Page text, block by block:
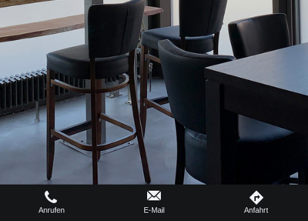
Anrufen E-Mail Anfahrt